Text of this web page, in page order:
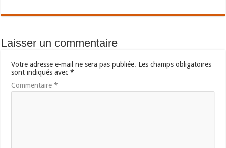
Laisser un commentaire
Votre adresse e-mail ne sera pas publiée. Les champs obligatoires
sont indiqués avec*
Commentaire*